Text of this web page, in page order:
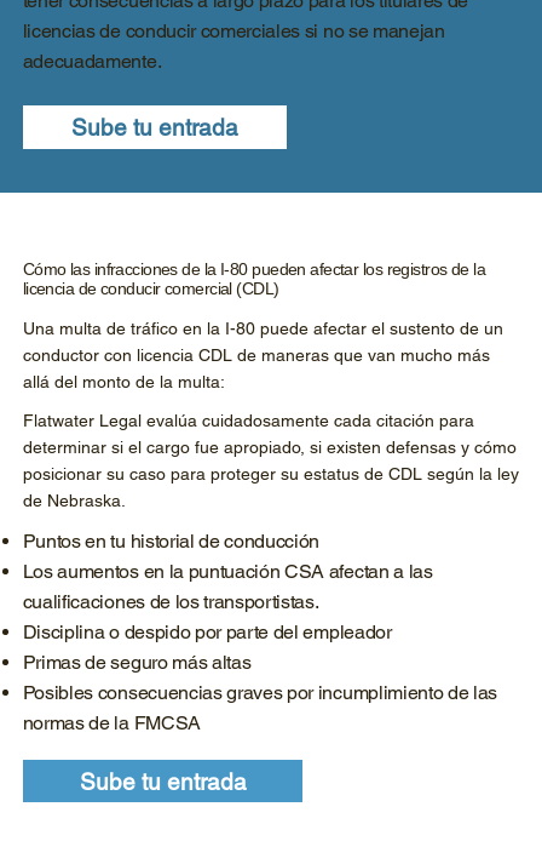
licencias de conducir comerciales si no se manejan
adecuadamente.
Sube tu entrada
Cómo las infracciones de la I-80 pueden afectar los registros de la
licencia de conducir comercial (CDL)
Una multa de tráfico en la I-80 puede afectar el sustento de un
conductor con licencia CDL de maneras que van mucho más
allá del monto de la multa:
Puntos en tu historial de conducción
Los aumentos en la puntuación CSA afectan a las
cualificaciones de los transportistas.
Disciplina o despido por parte del empleador
Primas de seguro más altas
Posibles consecuencias graves por incumplimiento de las
normas de la FMCSA
Flatwater Legal evalúa cuidadosamente cada citación para
determinar si el cargo fue apropiado, si existen defensas y cómo
posicionar su caso para proteger su estatus de CDL según la ley
de Nebraska.
Sube tu entrada